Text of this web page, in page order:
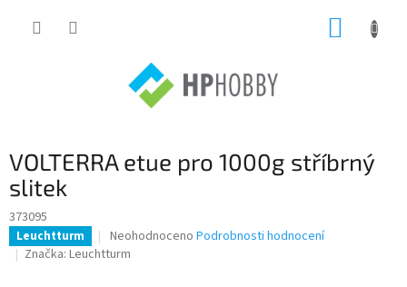
VOLTERRA etue pro 1000g stříbrný
slitek
373095
Leuchtturm
Průměrné
hodnocení
Neohodnoceno Podrobnosti hodnocení
Značka: Leuchtturm